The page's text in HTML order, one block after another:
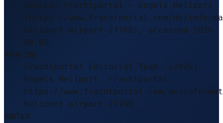
Source: Frachtportal – Engels Heliport
(https://www.frachtportal.com/de/
heliport-airport-27766), accessed 2026-
08-09
APA-Stil
Frachtportal Editorial Team. (2026).
Engels Heliport. Frachtportal.
https://www.frachtportal.com/de/
heliport-airport-27766
BibTeX